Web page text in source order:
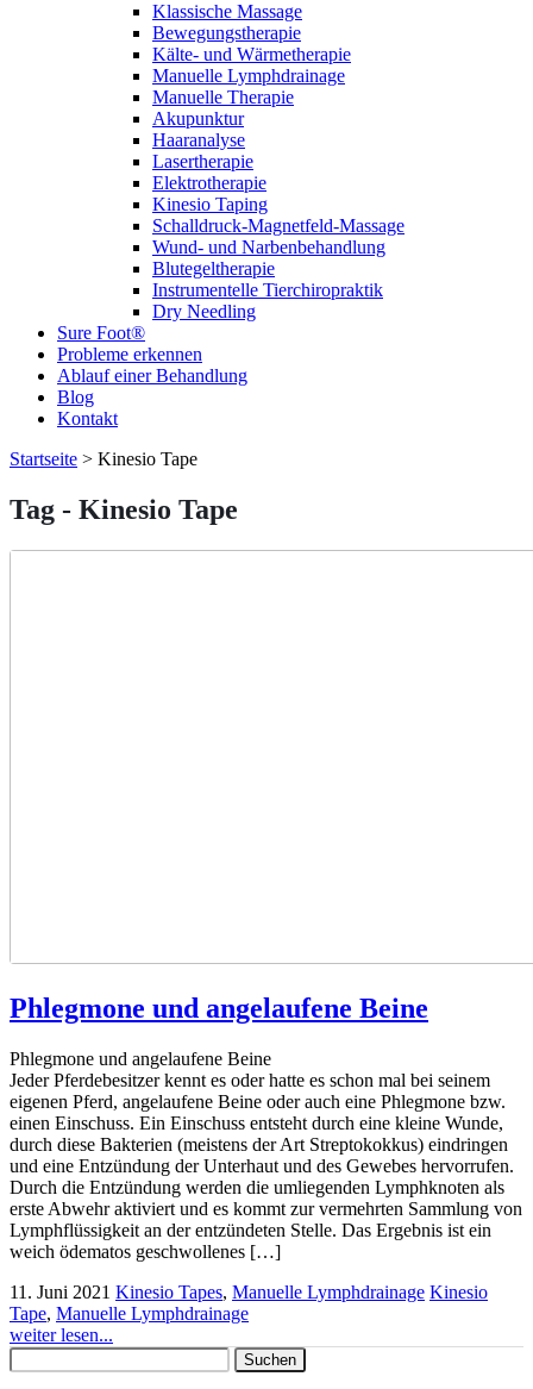
Klassische Massage
Bewegungstherapie
Kälte- und Wärmetherapie
Manuelle Lymphdrainage
Manuelle Therapie
Akupunktur
Haaranalyse
Lasertherapie
Elektrotherapie
Kinesio Taping
Schalldruck-Magnetfeld-Massage
Wund- und Narbenbehandlung
Blutegeltherapie
Instrumentelle Tierchiropraktik
Dry Needling
Sure Foot®
Probleme erkennen
Ablauf einer Behandlung
Blog
Kontakt
Startseite > Kinesio Tape
Tag - Kinesio Tape
Phlegmone und angelaufene Beine
Phlegmone und angelaufene Beine
Jeder Pferdebesitzer kennt es oder hatte es schon mal bei seinem
eigenen Pferd, angelaufene Beine oder auch eine Phlegmone bzw.
einen Einschuss. Ein Einschuss entsteht durch eine kleine Wunde,
durch diese Bakterien (meistens der Art Streptokokkus) eindringen
und eine Entzündung der Unterhaut und des Gewebes hervorrufen.
Durch die Entzündung werden die umliegenden Lymphknoten als
erste Abwehr aktiviert und es kommt zur vermehrten Sammlung von
Lymphflüssigkeit an der entzündeten Stelle. Das Ergebnis ist ein
weich ödematos geschwollenes […]
11. Juni 2021 Kinesio Tapes, Manuelle Lymphdrainage Kinesio
Tape, Manuelle Lymphdrainage
weiter lesen...
Suchen
nach: